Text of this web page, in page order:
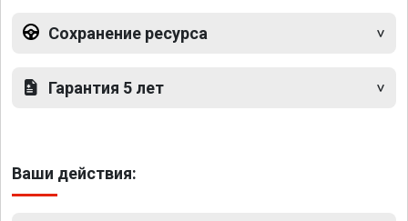
Сохранение ресурса
Гарантия 5 лет
Ваши действия: